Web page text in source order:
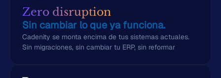
Zero disruption
Sin cambiar lo que ya funciona.
Cadenity se monta encima de tus sistemas actuales.
Sin migraciones, sin cambiar tu ERP, sin reformar